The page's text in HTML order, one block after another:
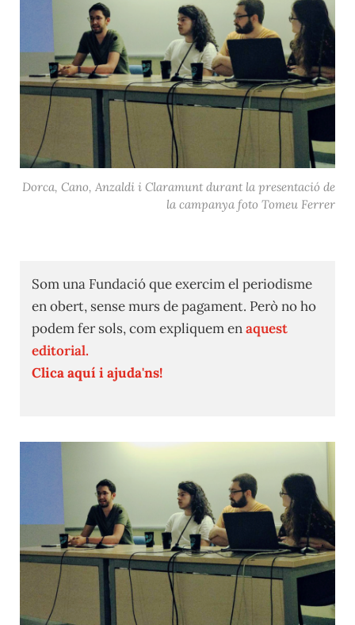
Dorca, Cano, Anzaldi i Claramunt durant la presentació de
la campanya foto Tomeu Ferrer
Som una Fundació que exercim el periodisme
en obert, sense murs de pagament. Però no ho
podem fer sols, com expliquem enaquest
editorial.
Clica aquí i ajuda'ns!